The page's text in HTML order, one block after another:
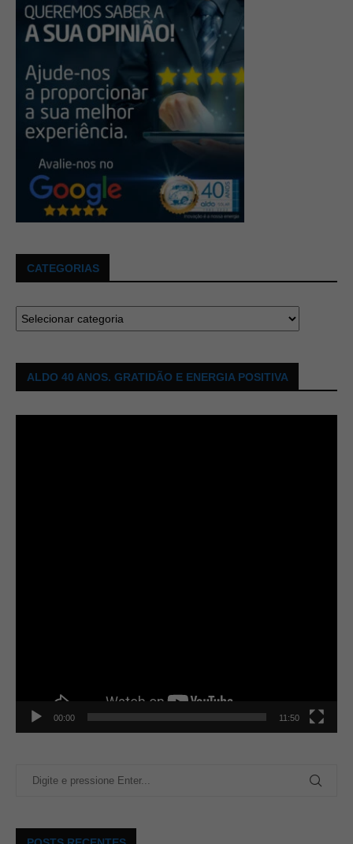
CATEGORIAS
ALDO 40 ANOS. GRATIDÃO E ENERGIA POSITIVA
00:00 11:50